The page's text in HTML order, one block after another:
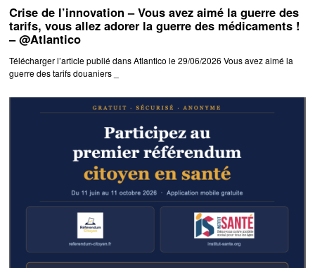
Crise de l’innovation – Vous avez aimé la guerre des
tarifs, vous allez adorer la guerre des médicaments !
– @Atlantico
Télécharger l’article publié dans Atlantico le 29/06/2026 Vous avez aimé la
guerre des tarifs douaniers _